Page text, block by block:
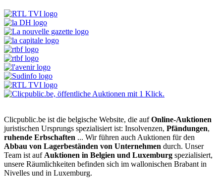
Clicpublic.be ist die belgische Website, die aufOnline-Auktionen
juristischen Ursprungs spezialisiert ist: Insolvenzen, Pfändungen,
ruhende Erbschaften ... Wir führen auch Auktionen für den
Abbau von Lagerbeständen von Unternehmen durch. Unser
Team ist auf Auktionen in Belgien und Luxemburg spezialisiert,
unsere Räumlichkeiten befinden sich im wallonischen Brabant in
Nivelles und in Luxemburg.